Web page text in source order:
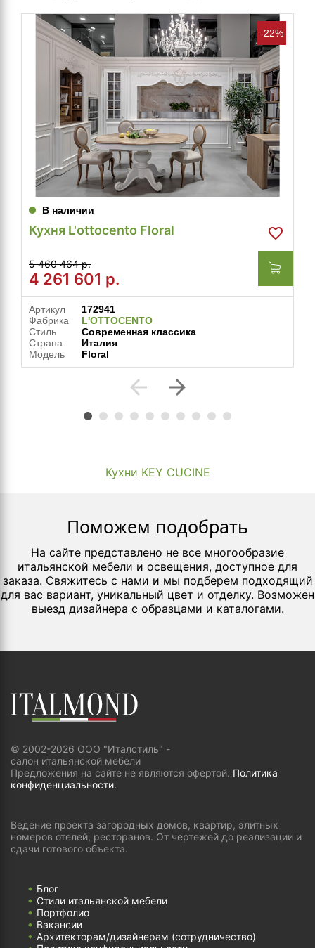
-22%
В наличии
Кухня L'ottocento Floral
5 460 464 р.
4 261 601 р.
Артикул
172941
Фабрика
L'OTTOCENTO
Стиль
Современная классика
Страна
Италия
Модель
Floral
arrow_back arrow_forward
Кухни KEY CUCINE
Поможем подобрать
На сайте представлено не все многообразие
итальянской мебели и освещения, доступное для
заказа. Свяжитесь с нами и мы подберем подходящий
для вас вариант, уникальный цвет и отделку. Возможен
выезд дизайнера с образцами и каталогами.
© 2002-2026 ООО "Италстиль" -
салон итальянской мебели
Предложения на сайте не являются офертой. Политика
конфиденциальности.
Ведение проекта загородных домов, квартир, элитных
номеров отелей, ресторанов. От чертежей до реализации и
сдачи готового объекта.
Блог
Стили итальянской мебели
Портфолио
Вакансии
Архитекторам/дизайнерам (cотрудничество)